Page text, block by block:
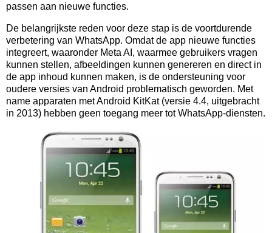
passen aan nieuwe functies.
De belangrijkste reden voor deze stap is de voortdurende
verbetering van WhatsApp. Omdat de app nieuwe functies
integreert, waaronder Meta AI, waarmee gebruikers vragen
kunnen stellen, afbeeldingen kunnen genereren en direct in
de app inhoud kunnen maken, is de ondersteuning voor
oudere versies van Android problematisch geworden. Met
name apparaten met Android KitKat (versie 4.4, uitgebracht
in 2013) hebben geen toegang meer tot WhatsApp-diensten.